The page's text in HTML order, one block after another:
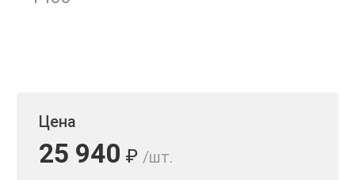
Цена
25 940 ₽ /шт.